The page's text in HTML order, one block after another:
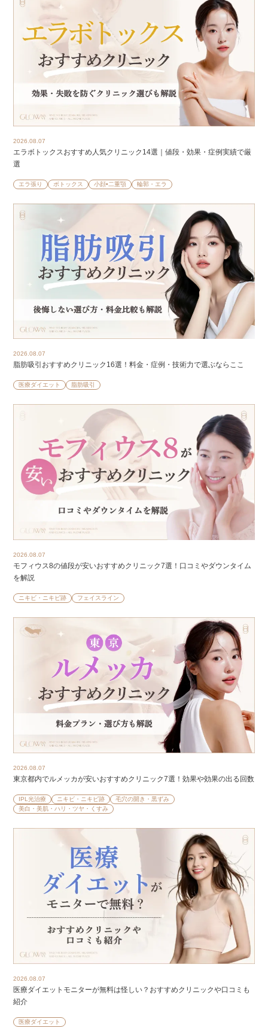
2026.08.07
エラボトックスおすすめ人気クリニック14選｜値段・効果・症例実績で厳
選
エラ張り ボトックス 小顔•二重顎 輪郭・エラ
2026.08.07
脂肪吸引おすすめクリニック16選！料金・症例・技術力で選ぶならここ
医療ダイエット 脂肪吸引
2026.08.07
モフィウス8の値段が安いおすすめクリニック7選！口コミやダウンタイム
を解説
ニキビ・ニキビ跡 フェイスライン
2026.08.07
東京都内でルメッカが安いおすすめクリニック7選！効果や効果の出る回数
IPL光治療 ニキビ・ニキビ跡
毛穴の開き・黒ずみ
美白・美肌・ハリ・ツヤ・くすみ
2026.08.07
医療ダイエットモニターが無料は怪しい？おすすめクリニックや口コミも
紹介
医療ダイエット